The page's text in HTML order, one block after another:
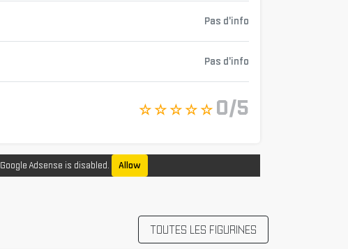
Pas d'info
Pas d'info
☆ ☆ ☆ ☆ ☆ 0/5
Google Adsense is disabled. Allow
TOUTES LES FIGURINES